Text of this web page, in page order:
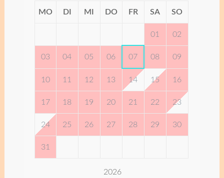
MO DI MI DO FR SA SO
01 02
03 04 05 06 07 08 09
10 11 12 13 14 15 16
17 18 19 20 21 22 23
24 25 26 27 28 29 30
31
2026